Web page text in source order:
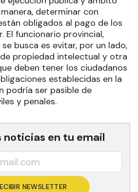
determinar con
obligados al pago de los
El funcionario provincial,
busca es evitar, por un lado,
propiedad intelectual y otra
deben tener los ciudadanos
establecidas en la
podría ser pasible de
y penales.
noticias en tu email
NEWSLETTER